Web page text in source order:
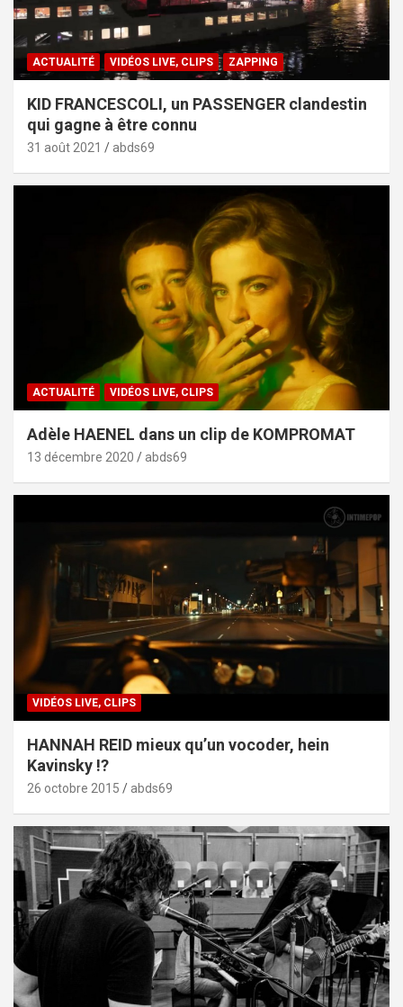
ACTUALITÉ VIDÉOS LIVE, CLIPS ZAPPING
KID FRANCESCOLI, un PASSENGER clandestin
qui gagne à être connu
31 août 2021 abds69
ACTUALITÉ VIDÉOS LIVE, CLIPS
Adèle HAENEL dans un clip de KOMPROMAT
13 décembre 2020 abds69
VIDÉOS LIVE, CLIPS
HANNAH REID mieux qu’un vocoder, hein
Kavinsky !?
26 octobre 2015 abds69